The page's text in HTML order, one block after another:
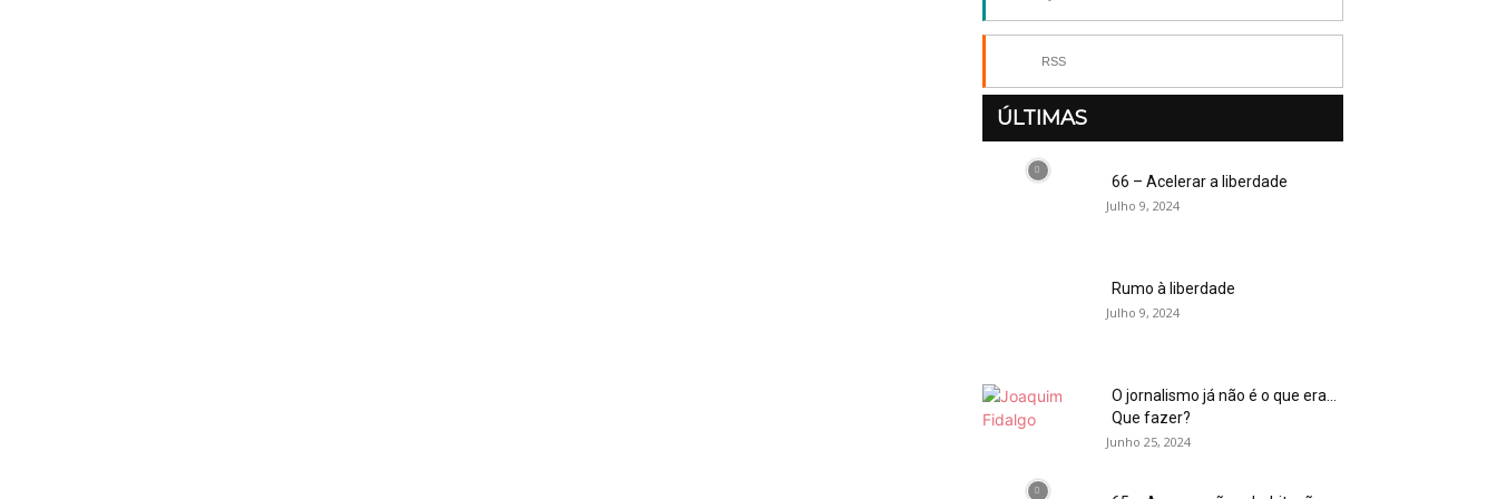
RSS
ÚLTIMAS
66 – Acelerar a liberdade
Julho 9, 2024
Rumo à liberdade
Julho 9, 2024
O jornalismo já não é o que era…
Que fazer?
Junho 25, 2024